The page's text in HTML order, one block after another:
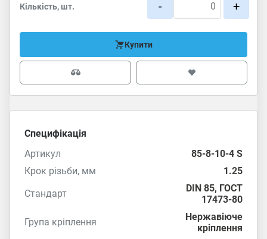
Кількість, шт. - +
Купити
Специфікація
Артикул
85-8-10-4 S
Крок різьби, мм
1.25
Стандарт
DIN 85, ГОСТ
17473-80
Група кріплення
Нержавіюче
кріплення